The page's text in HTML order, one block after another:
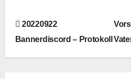
B
e
20220922
Bannerdiscord – Protokoll